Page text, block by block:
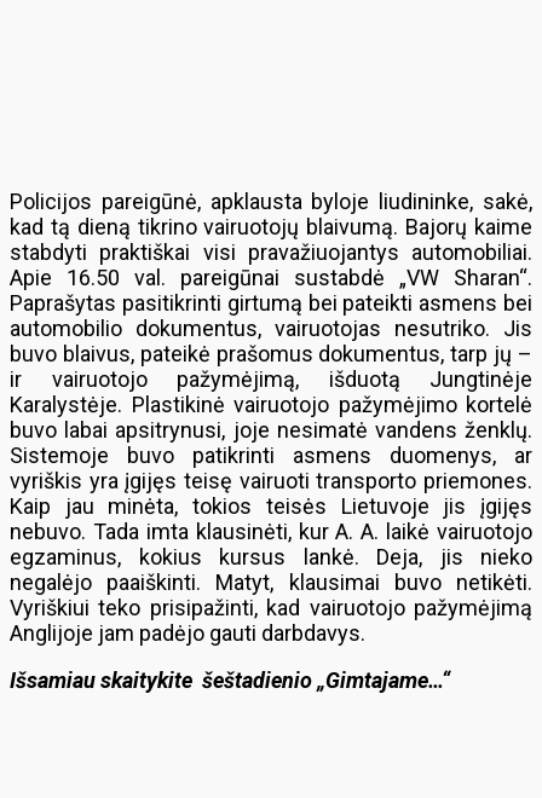
Policijos pareigūnė, apklausta byloje liudininke, sakė,
kad tą dieną tikrino vairuotojų blaivumą. Bajorų kaime
stabdyti praktiškai visi pravažiuojantys automobiliai.
Apie 16.50 val. pareigūnai sustabdė „VW Sharan“.
Paprašytas pasitikrinti girtumą bei pateikti asmens bei
automobilio dokumentus, vairuotojas nesutriko. Jis
buvo blaivus, pateikė prašomus dokumentus, tarp jų –
ir vairuotojo pažymėjimą, išduotą Jungtinėje
Karalystėje. Plastikinė vairuotojo pažymėjimo kortelė
buvo labai apsitrynusi, joje nesimatė vandens ženklų.
Sistemoje buvo patikrinti asmens duomenys, ar
vyriškis yra įgijęs teisę vairuoti transporto priemones.
Kaip jau minėta, tokios teisės Lietuvoje jis įgijęs
nebuvo. Tada imta klausinėti, kur A. A. laikė vairuotojo
egzaminus, kokius kursus lankė. Deja, jis nieko
negalėjo paaiškinti. Matyt, klausimai buvo netikėti.
Vyriškiui teko prisipažinti, kad vairuotojo pažymėjimą
Anglijoje jam padėjo gauti darbdavys.
Išsamiau skaitykite šeštadienio „Gimtajame…“